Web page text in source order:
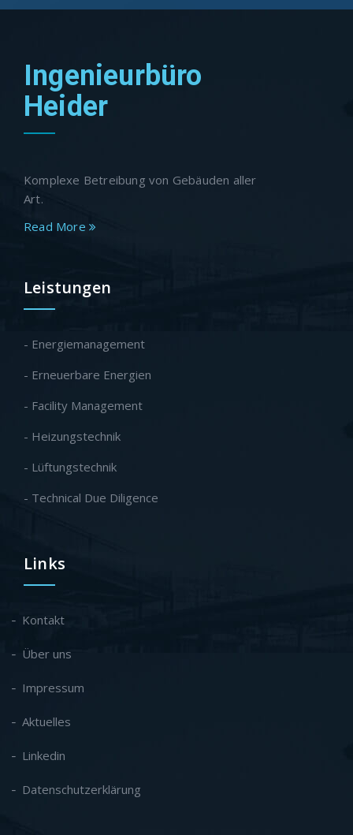
Ingenieurbüro
Heider
Komplexe Betreibung von Gebäuden aller
Art.
Read More
Leistungen
- Energiemanagement
- Erneuerbare Energien
- Facility Management
- Heizungstechnik
- Lüftungstechnik
- Technical Due Diligence
Links
Kontakt
Über uns
Impressum
Aktuelles
Linkedin
Datenschutzerklärung